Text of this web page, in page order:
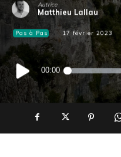
Autrice
Matthieu Lallau
Pas à Pas 17 février 2023
Lecteur
audio
00:00